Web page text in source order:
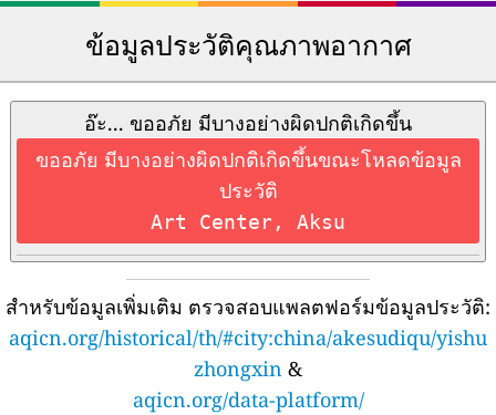
ข้อมูลประวัติคุณภาพอากาศ
อ๊ะ... ขออภัย มีบางอย่างผิดปกติเกิดขึ้น
ขออภัย มีบางอย่างผิดปกติเกิดขึ้นขณะโหลดข้อมูล
ประวัติ
Art Center, Aksu
สำหรับข้อมูลเพิ่มเติม ตรวจสอบแพลตฟอร์มข้อมูลประวัติ:
aqicn.org/historical/th/#city:china/akesudiqu/yishu
zhongxin &
aqicn.org/data-platform/